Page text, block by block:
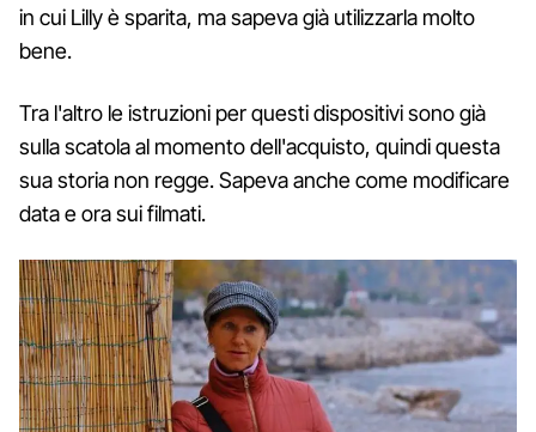
in cui Lilly è sparita, ma sapeva già utilizzarla molto
bene.
Tra l'altro le istruzioni per questi dispositivi sono già
sulla scatola al momento dell'acquisto, quindi questa
sua storia non regge. Sapeva anche come modificare
data e ora sui filmati.